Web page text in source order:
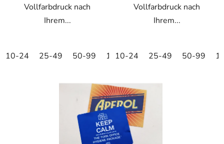
Vollfarbdruck nach
Ihrem...
10-24 25-49 50-99 100-249 250-499 500+
Vollfarbdruck nach
Ihrem...
10-24 25-49 50-99